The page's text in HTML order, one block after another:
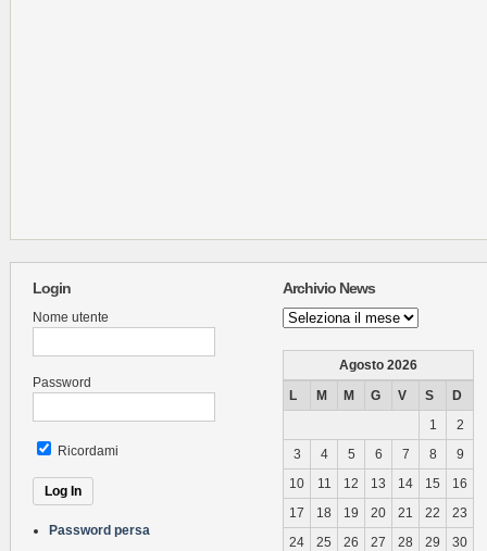
Login
Nome utente
Password
Ricordami
Password persa
Archivio News
Archivio
News
Agosto 2026
L
M M G V S
D
1
2
3
4 5 6 7 8
9
10
11 12 13 14 15
16
17
18 19 20 21 22
23
24
25 26 27 28 29
30